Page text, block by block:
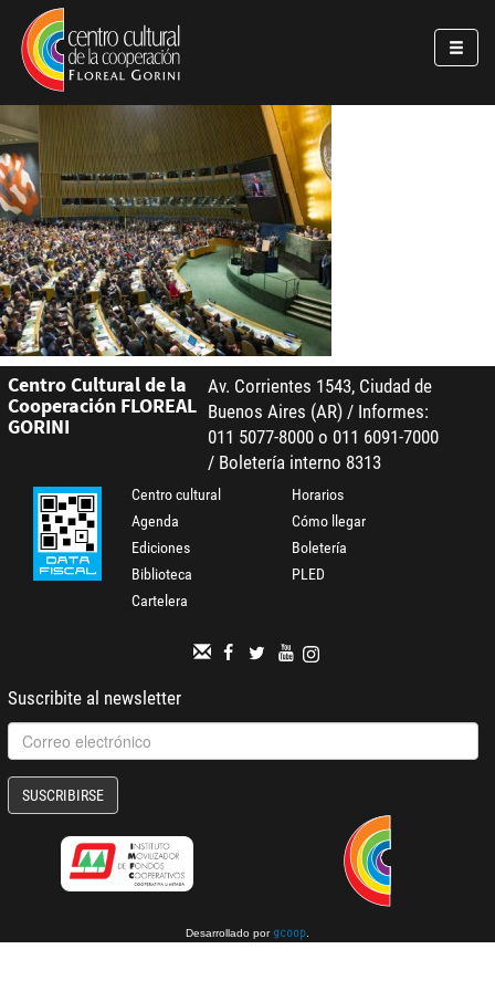
Pasar al contenido principal
Jump to main content
Centro Cultural de la
Cooperación FLOREAL
GORINI
Av. Corrientes 1543, Ciudad de
Buenos Aires (AR) / Informes:
011 5077-8000 o 011 6091-7000
/ Boletería interno 8313
Centro cultural
Agenda
Ediciones
Biblioteca
Cartelera
Horarios
Cómo llegar
Boletería
PLED
Suscribite al newsletter
SUSCRIBIRSE
Desarrollado por gcoop.